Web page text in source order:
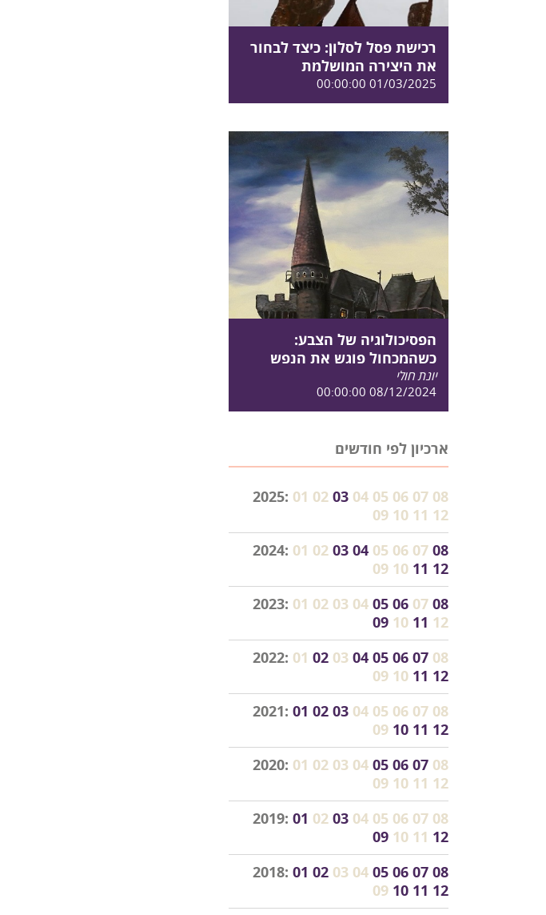
רכישת פסל לסלון: כיצד לבחור
את היצירה המושלמת
01/03/2025 00:00:00
הפסיכולוגיה של הצבע:
כשהמכחול פוגש את הנפש
יונת חולי
08/12/2024 00:00:00
ארכיון לפי חודשים
2025: 01 02 03 04 05 06 07 08
09 10 11 12
2024: 01 02 03 04 05 06 07 08
09 10 11 12
2023: 01 02 03 04 05 06 07 08
09 10 11 12
2022: 01 02 03 04 05 06 07 08
09 10 11 12
2021: 01 02 03 04 05 06 07 08
09 10 11 12
2020: 01 02 03 04 05 06 07 08
09 10 11 12
2019: 01 02 03 04 05 06 07 08
09 10 11 12
2018: 01 02 03 04 05 06 07 08
09 10 11 12